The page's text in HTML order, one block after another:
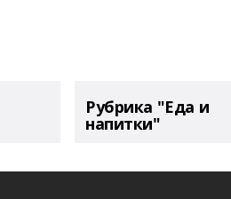
Рубрика "Еда и
напитки"